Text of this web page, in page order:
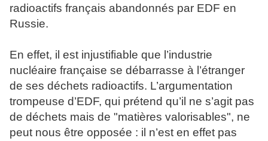
radioactifs français abandonnés par EDF en
Russie.
En effet, il est injustifiable que l’industrie
nucléaire française se débarrasse à l’étranger
de ses déchets radioactifs. L’argumentation
trompeuse d’EDF, qui prétend qu’il ne s’agit pas
de déchets mais de "matières valorisables", ne
peut nous être opposée : il n’est en effet pas